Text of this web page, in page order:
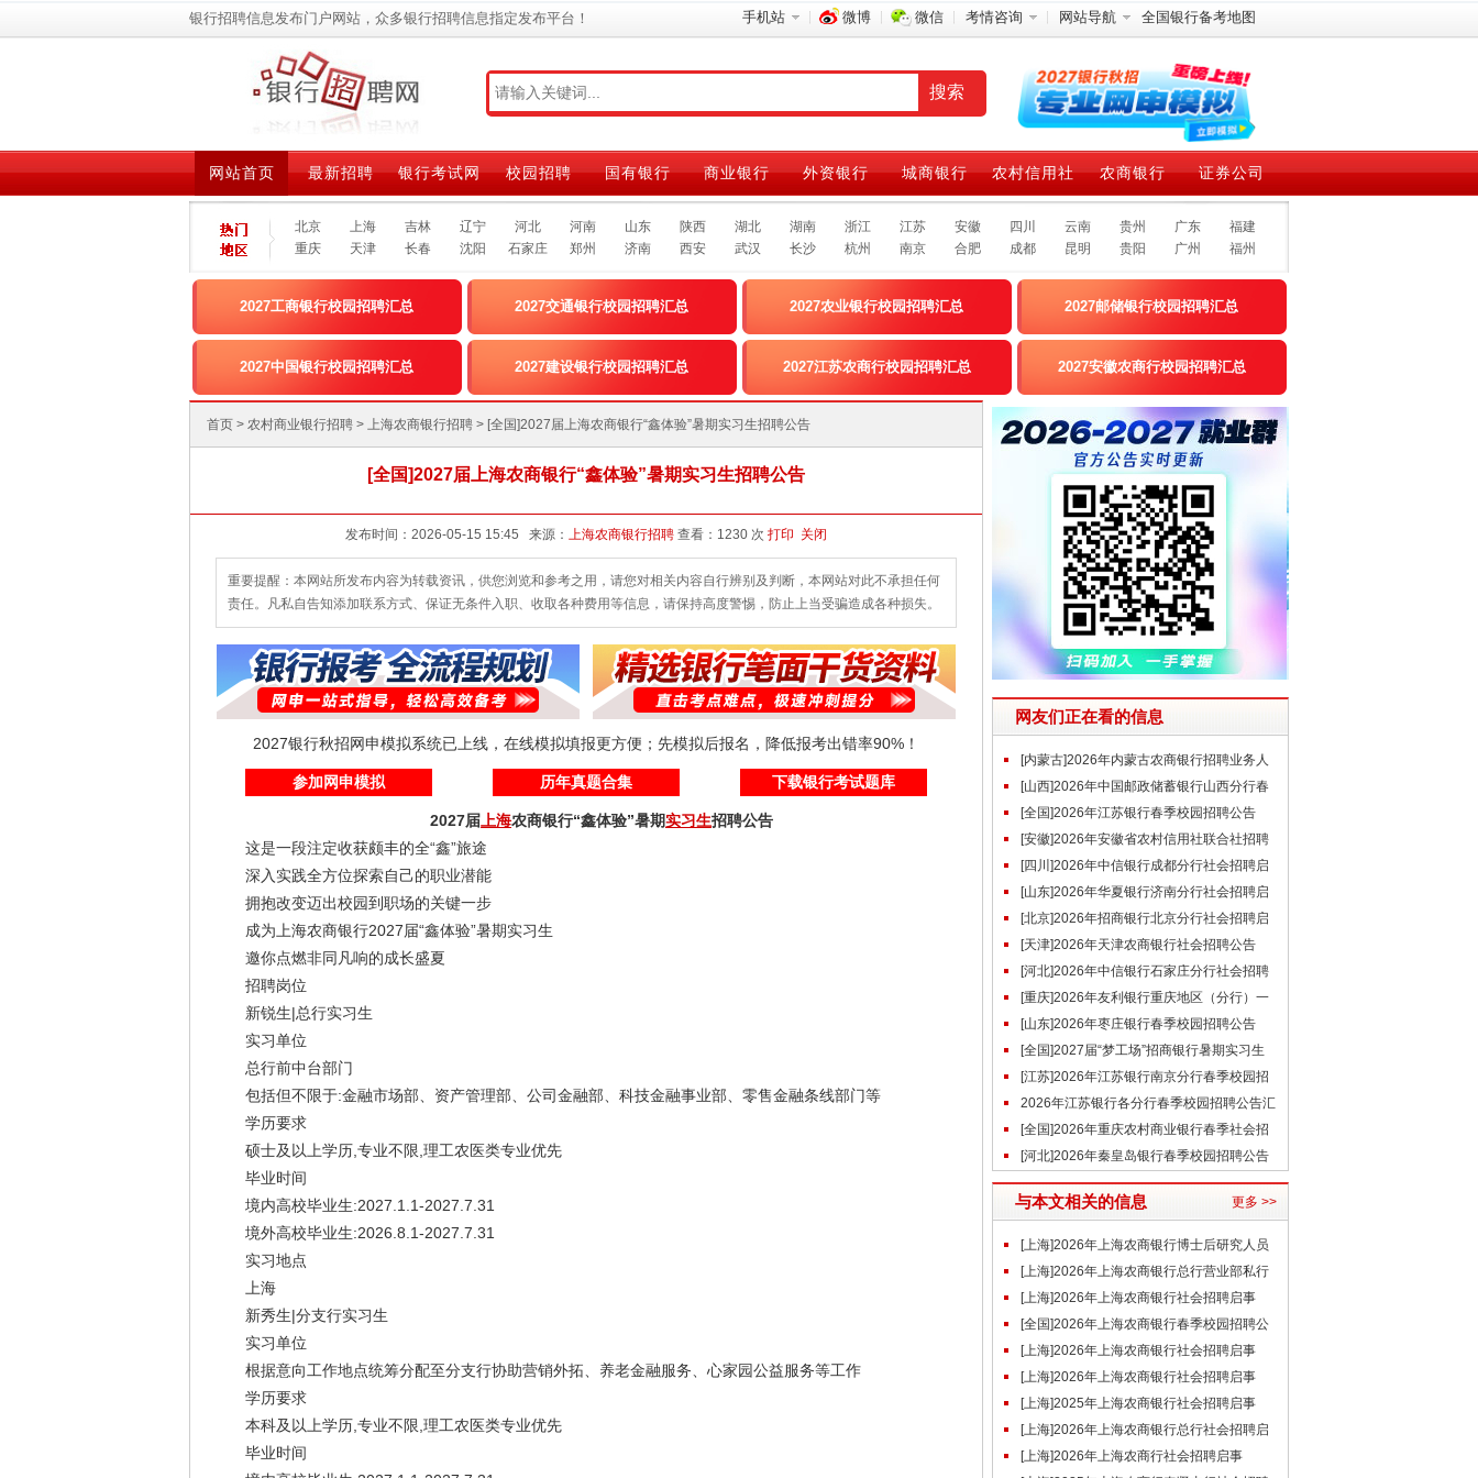
手机站 微博 微信 考情咨询 网站导航 全国银行备考地图
银行招聘信息发布门户网站，众多银行招聘信息指定发布平台！
网站首页 最新招聘 银行考试网 校园招聘 国有银行 商业银行 外资银行 城商银行 农村信用社 农商银行 证券公司
北京 上海 吉林 辽宁 河北 河南 山东 陕西 湖北 湖南 浙江 江苏 安徽 四川 云南 贵州 广东
福建
重庆
天津 长春 沈阳 石家庄 郑州 济南 西安 武汉 长沙 杭州 南京 合肥 成都 昆明 贵阳 广州 福州
2027工商银行校园招聘汇总 2027交通银行校园招聘汇总 2027农业银行校园招聘汇总 2027邮储银行校园招聘汇总
2027中国银行校园招聘汇总 2027建设银行校园招聘汇总 2027江苏农商行校园招聘汇总 2027安徽农商行校园招聘汇总
首页 > 农村商业银行招聘 > 上海农商银行招聘 > [全国]2027届上海农商银行“鑫体验”暑期实习生招聘公告
[全国]2027届上海农商银行“鑫体验”暑期实习生招聘公告
发布时间：2026-05-15 15:45 来源： 上海农商银行招聘 查看： 1230 次 打印 关闭
重要提醒：本网站所发布内容为转载资讯，供您浏览和参考之用，请您对相关内容自行辨别及判断，本网站对此不承担任何
责任。凡私自告知添加联系方式、保证无条件入职、收取各种费用等信息，请保持高度警惕，防止上当受骗造成各种损失。
2027银行秋招网申模拟系统已上线，在线模拟填报更方便；先模拟后报名，降低报考出错率90%！
参加网申模拟 历年真题合集 下载银行考试题库
2027届 上海农商银行“鑫体验”暑期实习生招聘公告
这是一段注定收获颇丰的全“鑫”旅途
深入实践全方位探索自己的职业潜能
拥抱改变迈出校园到职场的关键一步
成为上海农商银行2027届“鑫体验”暑期实习生
邀你点燃非同凡响的成长盛夏
招聘岗位
新锐生|总行实习生
实习单位
总行前中台部门
包括但不限于:金融市场部、资产管理部、公司金融部、科技金融事业部、零售金融条线部门等
学历要求
硕士及以上学历,专业不限,理工农医类专业优先
毕业时间
境内高校毕业生:2027.1.1-2027.7.31
境外高校毕业生:2026.8.1-2027.7.31
实习地点
上海
新秀生|分支行实习生
实习单位
根据意向工作地点统筹分配至分支行协助营销外拓、养老金融服务、心家园公益服务等工作
学历要求
本科及以上学历,专业不限,理工农医类专业优先
毕业时间
网友们正在看的信息
[内蒙古]2026年内蒙古农商银行招聘业务人
才公告[山西]2026年中国邮政储蓄银行山西分行春
季校园招聘公告
[全国]2026年江苏银行春季校园招聘公告
[安徽]2026年安徽省农村信用社联合社招聘
公告（4.30）
[四川]2026年中信银行成都分行社会招聘启
事（5.6）
[山东]2026年华夏银行济南分行社会招聘启
事（4.30）
[北京]2026年招商银行北京分行社会招聘启
事（4.30）
[天津]2026年天津农商银行社会招聘公告
[河北]2026年中信银行石家庄分行社会招聘
启事（4.30）
[重庆]2026年友利银行重庆地区（分行）一
般行员招聘公告
[山东]2026年枣庄银行春季校园招聘公告
[全国]2027届“梦工场”招商银行暑期实习生
招聘公告
[江苏]2026年江苏银行南京分行春季校园招
聘公告
2026年江苏银行各分行春季校园招聘公告汇
总
[全国]2026年重庆农村商业银行春季社会招
聘公告[河北]2026年秦皇岛银行春季校园招聘公告
与本文相关的信息 更多 >>
[上海]2026年上海农商银行博士后研究人员
招聘启事
[上海]2026年上海农商银行总行营业部私行
客户经理招聘公告
[上海]2026年上海农商银行社会招聘启事
（3.17）
[全国]2026年上海农商银行春季校园招聘公
告
[上海]2026年上海农商银行社会招聘启事
（2.5）
[上海]2026年上海农商银行社会招聘启事
（1.27）
[上海]2025年上海农商银行社会招聘启事
（1.26）
[上海]2026年上海农商银行总行社会招聘启
事（1.22）
[上海]2026年上海农商行社会招聘启事